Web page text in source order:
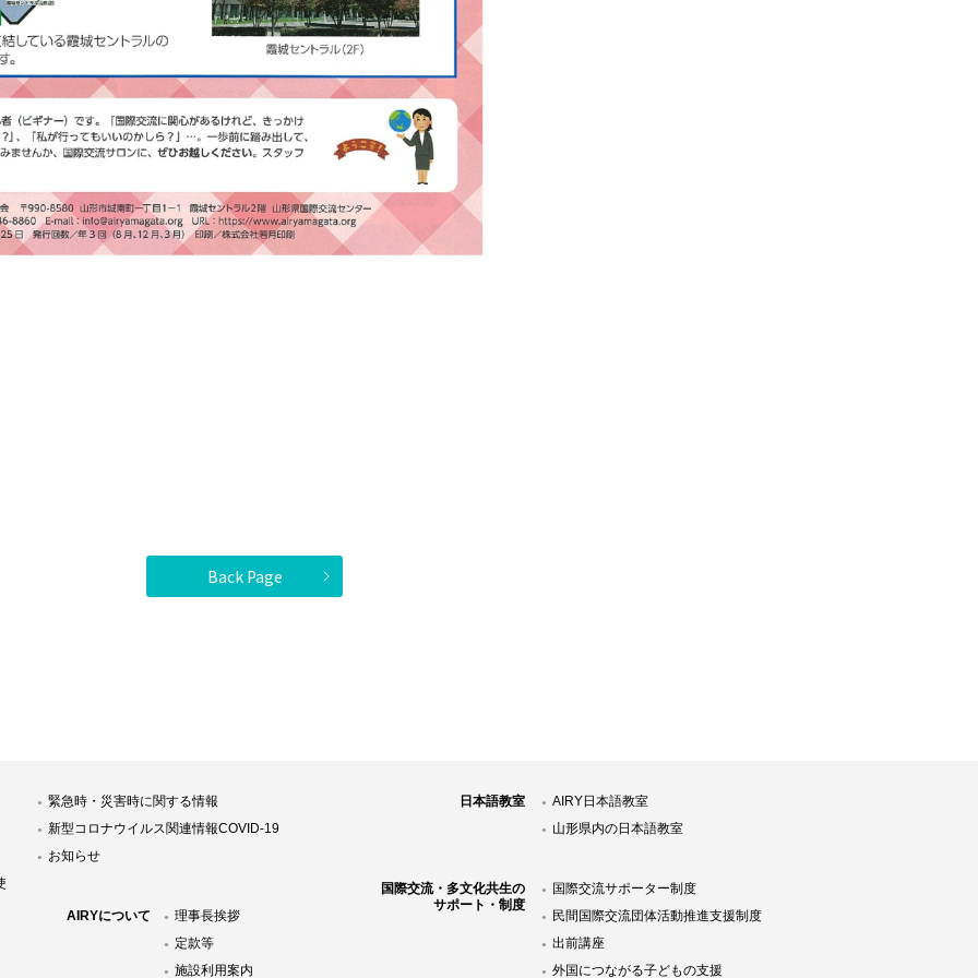
Back Page
緊急時・災害時に関する情報
新型コロナウイルス関連情報COVID-19
お知らせ
AIRYについて
理事長挨拶
定款等
施設利用案内
日本語教室
AIRY日本語教室
山形県内の日本語教室
国際交流・多文化共生の
サポート・制度
国際交流サポーター制度
民間国際交流団体活動推進支援制度
出前講座
外国につながる子どもの支援